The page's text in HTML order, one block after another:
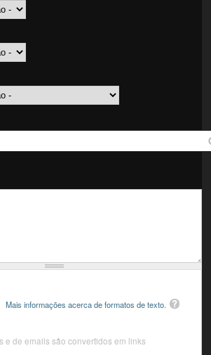
Mais informações acerca de formatos de texto.
e de emails são convertidos em links